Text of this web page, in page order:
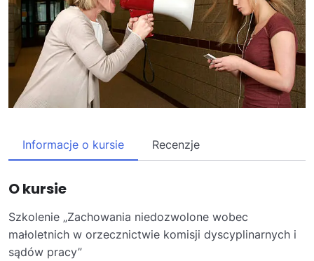
Informacje o kursie Recenzje
O kursie
Szkolenie „Zachowania niedozwolone wobec
małoletnich w orzecznictwie komisji dyscyplinarnych i
sądów pracy”